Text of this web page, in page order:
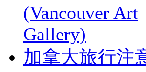
(Vancouver Art
Gallery)
加拿大旅行注